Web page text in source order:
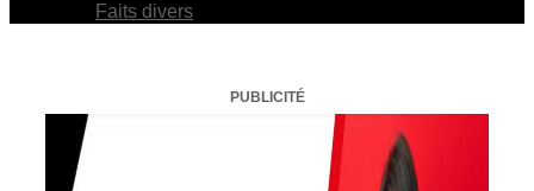
Faits divers
PUBLICITÉ